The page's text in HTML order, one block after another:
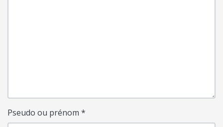
Pseudo ou prénom *